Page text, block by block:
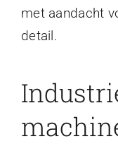
met aandacht
detail.